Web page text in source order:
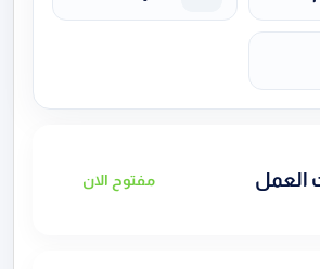
العمل مفتوح الان